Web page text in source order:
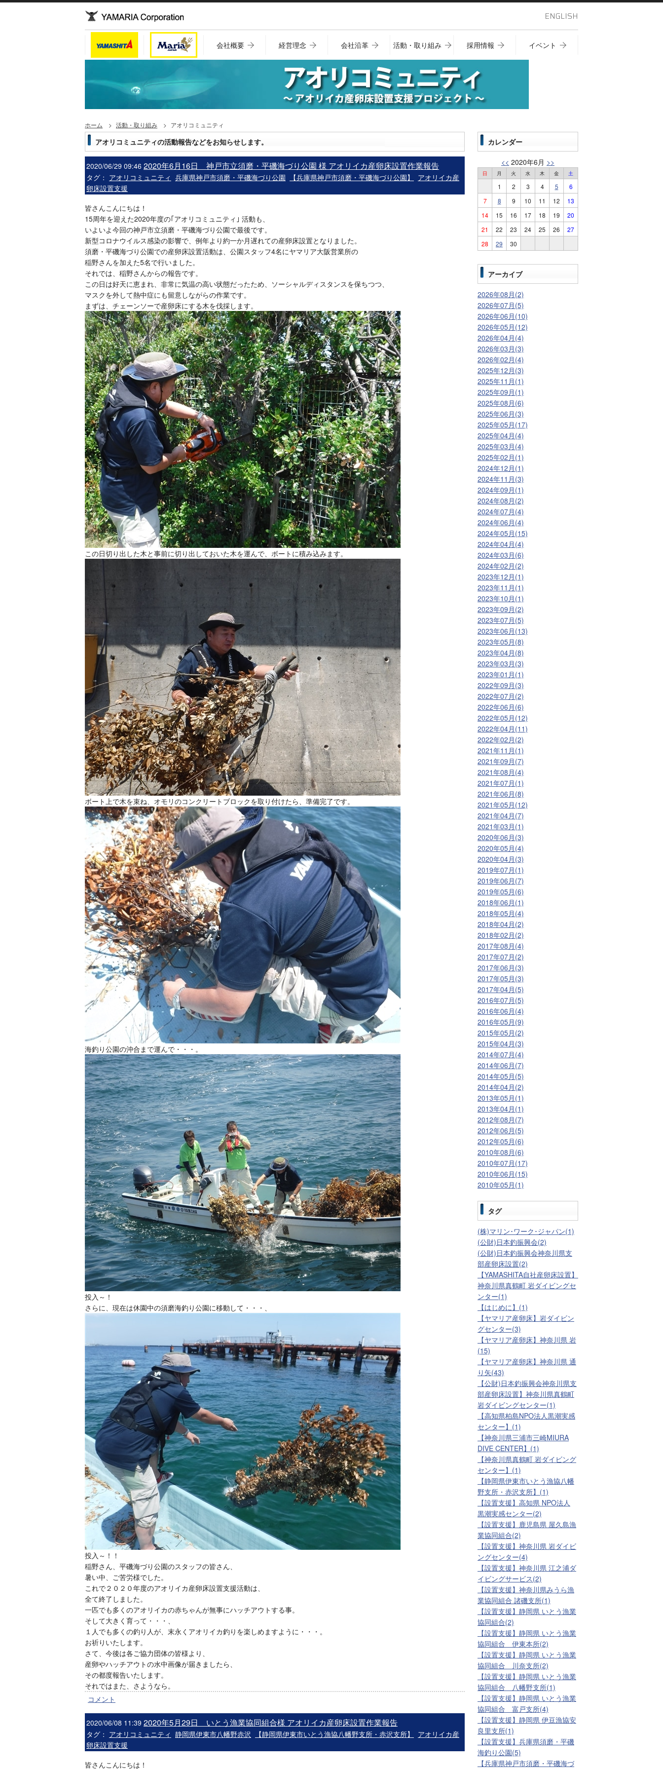
ENGLISH
会社概要 経営理念 会社沿革 活動・取り組み 採用情報 イベント
ホーム 活動・取り組み アオリコミュニティ
アオリコミュニティの活動報告などをお知らせします。
2020/06/29 09:46 2020年6月16日 神戸市立須磨・平磯海づり公園 様 アオリイカ産卵床設置作業報告
タグ： アオリコミュニティ 兵庫県神戸市須磨・平磯海づり公園 【兵庫県神戸市須磨・平磯海づり公園】
アオリイカ産
卵床設置支援
皆さんこんにちは！
15周年を迎えた2020年度の｢アオリコミュニティ｣ 活動も、
いよいよ今回の神戸市立須磨・平磯海づり公園で最後です。
新型コロナウイルス感染の影響で、例年より約一か月遅れての産卵床設置となりました。
須磨・平磯海づり公園での産卵床設置活動は、公園スタッフ4名にヤマリア大阪営業所の
稲野さんを加えた5名で行いました。
それでは、稲野さんからの報告です。
この日は好天に恵まれ、非常に気温の高い状態だったため、ソーシャルディスタンスを保ちつつ、
マスクを外して熱中症にも留意しながらの作業です。
まずは、チェーンソーで産卵床にする木を伐採します。
この日切り出した木と事前に切り出しておいた木を運んで、ボートに積み込みます。
ボート上で木を束ね、オモリのコンクリートブロックを取り付けたら、準備完了です。
海釣り公園の沖合まで運んで・・・。
投入～！
さらに、現在は休園中の須磨海釣り公園に移動して・・・、
投入～！！
稲野さん、平磯海づり公園のスタッフの皆さん、
暑い中、ご苦労様でした。
これで２０２０年度のアオリイカ産卵床設置支援活動は、
全て終了しました。
一匹でも多くのアオリイカの赤ちゃんが無事にハッチアウトする事。
そして大きく育って・・・、
１人でも多くの釣り人が、末永くアオリイカ釣りを楽しめますように・・・。
お祈りいたします。
さて、今後は各ご協力団体の皆様より、
産卵やハッチアウトの水中画像が届きましたら、
その都度報告いたします。
それではまた、さようなら。
コメント
2020/06/08 11:39 2020年5月29日 いとう漁業協同組合様 アオリイカ産卵床設置作業報告
タグ： アオリコミュニティ 静岡県伊東市八幡野赤沢 【静岡県伊東市いとう漁協八幡野支所・赤沢支所】
アオリイカ産
卵床設置支援
皆さんこんにちは！
カレンダー
<< 2020年6月 >>
日 月 火 水 木 金 土
1 2 3 4 5
6
7
8 9 10 11 12
13
14
15 16 17 18 19
20
21
22 23 24 25 26
27
28
29 30
アーカイブ
2026年08月(2)
2026年07月(5)
2026年06月(10)
2026年05月(12)
2026年04月(4)
2026年03月(3)
2026年02月(4)
2025年12月(3)
2025年11月(1)
2025年09月(1)
2025年08月(6)
2025年06月(3)
2025年05月(17)
2025年04月(4)
2025年03月(4)
2025年02月(1)
2024年12月(1)
2024年11月(3)
2024年09月(1)
2024年08月(2)
2024年07月(4)
2024年06月(4)
2024年05月(15)
2024年04月(4)
2024年03月(6)
2024年02月(2)
2023年12月(1)
2023年11月(1)
2023年10月(1)
2023年09月(2)
2023年07月(5)
2023年06月(13)
2023年05月(8)
2023年04月(8)
2023年03月(3)
2023年01月(1)
2022年09月(3)
2022年07月(2)
2022年06月(6)
2022年05月(12)
2022年04月(11)
2022年02月(2)
2021年11月(1)
2021年09月(7)
2021年08月(4)
2021年07月(1)
2021年06月(8)
2021年05月(12)
2021年04月(7)
2021年03月(1)
2020年06月(3)
2020年05月(4)
2020年04月(3)
2019年07月(1)
2019年06月(7)
2019年05月(6)
2018年06月(1)
2018年05月(4)
2018年04月(2)
2018年02月(2)
2017年08月(4)
2017年07月(2)
2017年06月(3)
2017年05月(3)
2017年04月(5)
2016年07月(5)
2016年06月(4)
2016年05月(9)
2015年05月(2)
2015年04月(3)
2014年07月(4)
2014年06月(7)
2014年05月(5)
2014年04月(2)
2013年05月(1)
2013年04月(1)
2012年08月(7)
2012年06月(5)
2012年05月(6)
2010年08月(6)
2010年07月(17)
2010年06月(15)
2010年05月(1)
タグ
(株)マリン･ワーク･ジャパン(1)
(公財)日本釣振興会(2)
(公財)日本釣振興会神奈川県支
部産卵床設置(2)
【YAMASHITA自社産卵床設置】
神奈川県真鶴町 岩ダイビングセ
ンター(1)
【はじめに】(1)
【ヤマリア産卵床】岩ダイビン
グセンター(3)
【ヤマリア産卵床】神奈川県 岩
(15)
【ヤマリア産卵床】神奈川県 通
り矢(43)
【公財)日本釣振興会神奈川県支
部産卵床設置】神奈川県真鶴町
岩ダイビングセンター(1)
【高知県柏島NPO法人黒潮実感
センター】(1)
【神奈川県三浦市三崎MIURA
DIVE CENTER】(1)
【神奈川県真鶴町 岩ダイビング
センター】(1)
【静岡県伊東市いとう漁協八幡
野支所・赤沢支所】(1)
【設置支援】高知県 NPO法人
黒潮実感センター(2)
【設置支援】鹿児島県 屋久島漁
業協同組合(2)
【設置支援】神奈川県 岩ダイビ
ングセンター(4)
【設置支援】神奈川県 江之浦ダ
イビングサービス(2)
【設置支援】神奈川県みうら漁
業協同組合 諸磯支所(1)
【設置支援】静岡県 いとう漁業
協同組合(2)
【設置支援】静岡県 いとう漁業
協同組合 伊東本所(2)
【設置支援】静岡県 いとう漁業
協同組合 川奈支所(2)
【設置支援】静岡県 いとう漁業
協同組合 八幡野支所(1)
【設置支援】静岡県 いとう漁業
協同組合 富戸支所(4)
【設置支援】静岡県 伊豆漁協安
良里支所(1)
【設置支援】兵庫県須磨・平磯
海釣り公園(5)
【兵庫県神戸市須磨・平磯海づ